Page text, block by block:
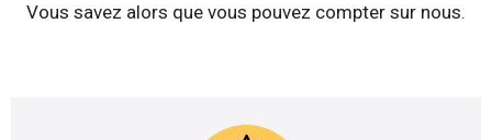
Vous savez alors que vous pouvez compter sur nous.